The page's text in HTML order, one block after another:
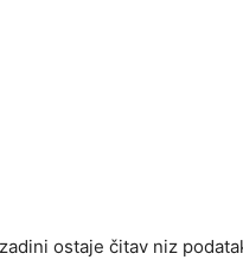
ostaje čitav niz